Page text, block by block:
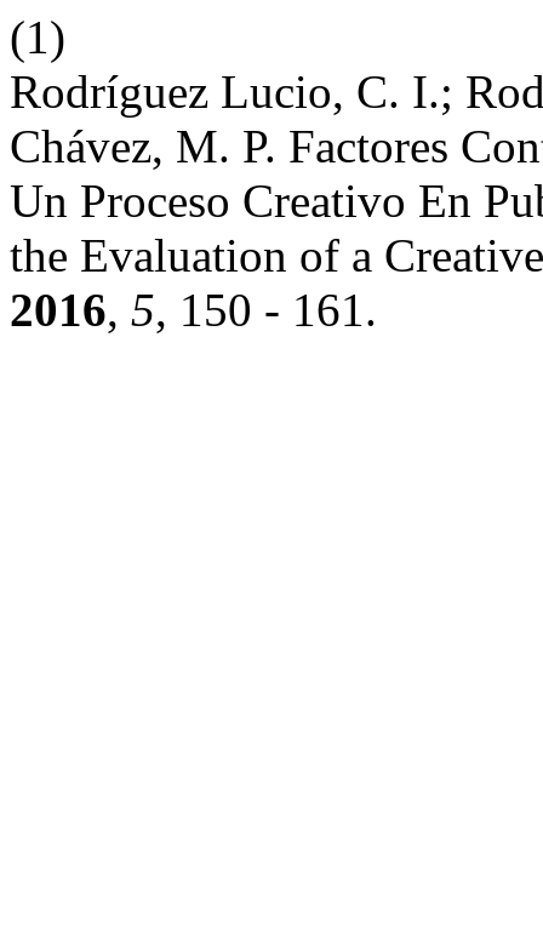
(1)
Rodríguez Lucio, C. I.;
Chávez, M. P. Factores
Un Proceso Creativo En
the Evaluation of a
2016, 5, 150 - 161.